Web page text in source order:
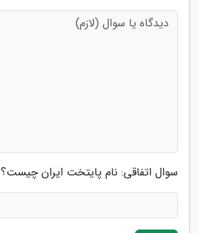
سوال اتفاقی: نام پایتخت ایران چیست؟